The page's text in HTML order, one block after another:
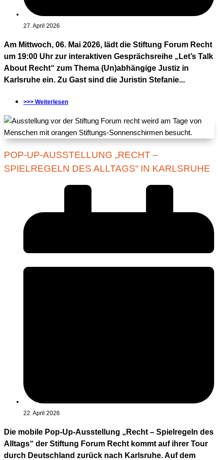
27. April 2026
Am Mittwoch, 06. Mai 2026, lädt die Stiftung Forum Recht
um 19:00 Uhr zur interaktiven Gesprächsreihe „Let’s Talk
About Recht“ zum Thema (Un)abhängige Justiz in
Karlsruhe ein. Zu Gast sind die Juristin Stefanie...
>>> Weiterlesen
POP-UP-AUSSTELLUNG „RECHT –
SPIELREGELN DES ALLTAGS“ IN KARLSRUHE
22. April 2026
Die mobile Pop-Up-Ausstellung „Recht – Spielregeln des
Alltags“ der Stiftung Forum Recht kommt auf ihrer Tour
durch Deutschland zurück nach Karlsruhe. Auf dem